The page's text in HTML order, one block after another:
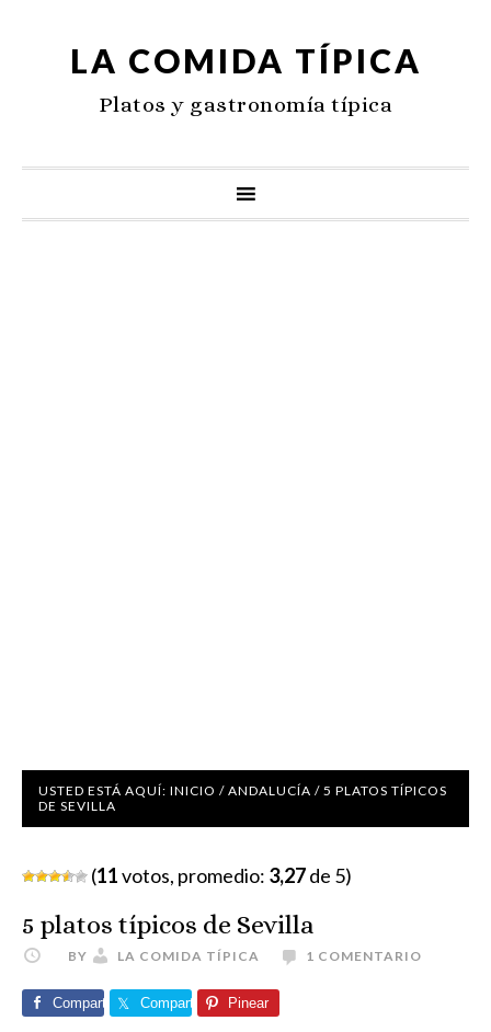
LA COMIDA TÍPICA
Platos y gastronomía típica
USTED ESTÁ AQUÍ: INICIO / ANDALUCÍA / 5 PLATOS TÍPICOS
DE SEVILLA
(11votos, promedio: 3,27de 5)
5 platos típicos de Sevilla
BY LA COMIDA TÍPICA 1 COMENTARIO
Comparte Comparte Pinear